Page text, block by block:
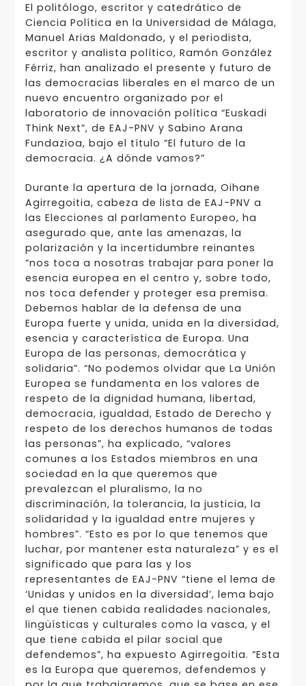
El politólogo, escritor y catedrático de
Ciencia Política en la Universidad de Málaga,
Manuel Arias Maldonado, y el periodista,
escritor y analista político, Ramón González
Férriz, han analizado el presente y futuro de
las democracias liberales en el marco de un
nuevo encuentro organizado por el
laboratorio de innovación política “Euskadi
Think Next”, de EAJ-PNV y Sabino Arana
Fundazioa, bajo el título “El futuro de la
democracia. ¿A dónde vamos?”
Durante la apertura de la jornada, Oihane
Agirregoitia, cabeza de lista de EAJ-PNV a
las Elecciones al parlamento Europeo, ha
asegurado que, ante las amenazas, la
polarización y la incertidumbre reinantes
“nos toca a nosotras trabajar para poner la
esencia europea en el centro y, sobre todo,
nos toca defender y proteger esa premisa.
Debemos hablar de la defensa de una
Europa fuerte y unida, unida en la diversidad,
esencia y característica de Europa. Una
Europa de las personas, democrática y
solidaria”. “No podemos olvidar que La Unión
Europea se fundamenta en los valores de
respeto de la dignidad humana, libertad,
democracia, igualdad, Estado de Derecho y
respeto de los derechos humanos de todas
las personas”, ha explicado, “valores
comunes a los Estados miembros en una
sociedad en la que queremos que
prevalezcan el pluralismo, la no
discriminación, la tolerancia, la justicia, la
solidaridad y la igualdad entre mujeres y
hombres”. “Esto es por lo que tenemos que
luchar, por mantener esta naturaleza” y es el
significado que para las y los
representantes de EAJ-PNV “tiene el lema de
‘Unidas y unidos en la diversidad’, lema bajo
el que tienen cabida realidades nacionales,
lingüísticas y culturales como la vasca, y el
que tiene cabida el pilar social que
defendemos”, ha expuesto Agirregoitia. “Esta
es la Europa que queremos, defendemos y